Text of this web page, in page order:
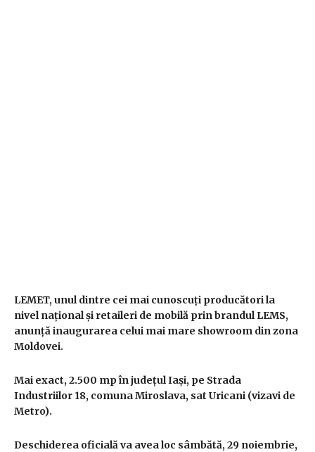
LEMET, unul dintre cei mai cunoscuți producători la
nivel național și retaileri de mobilă prin brandul LEMS,
anunță inaugurarea celui mai mare showroom din zona
Moldovei.
Mai exact,2.500 mpîn județul Iași, pe Strada
Industriilor 18, comuna Miroslava, sat Uricani (vizavi de
Metro).
Deschiderea oficială va avea loc sâmbătă, 29 noiembrie,